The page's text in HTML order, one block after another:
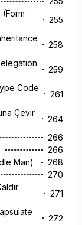
(Form
255
258
259
Code
261
Çevir
264
266
266
Man)
268
270
271
272